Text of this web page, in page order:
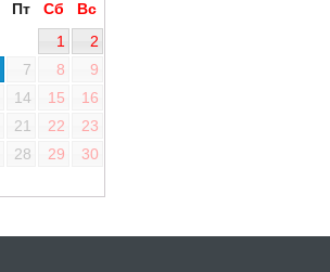
Пт Сб
Вс
1
2
7 8
9
14 15
16
21 22
23
28 29
30